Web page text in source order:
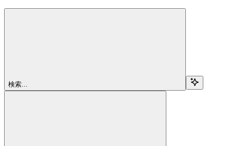
検索...